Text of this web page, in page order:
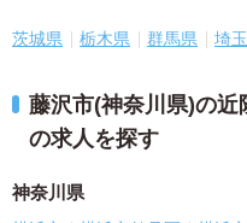
茨城県 栃木県 群馬県 埼
藤沢市(神奈川県)の
の求人を探す
神奈川県